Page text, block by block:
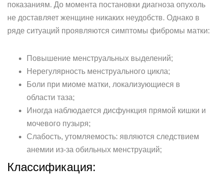
показаниям. До момента постановки диагноза опухоль
не доставляет женщине никаких неудобств. Однако в
ряде ситуаций проявляются симптомы фибромы матки:
Повышение менструальных выделений;
Нерегулярность менструального цикла;
Боли при миоме матки, локализующиеся в
области таза;
Иногда наблюдается дисфункция прямой кишки и
мочевого пузыря;
Слабость, утомляемость: являются следствием
анемии из-за обильных менструаций;
Классификация: